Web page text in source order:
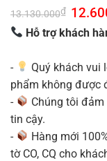
13.130.000₫ Giá
gốc
là:
Hỗ trợ khách
-
Quý khách vui
phẩm không được
-
Chúng tôi
tin cậy.
-
Hàng mới
tờ CO, CQ cho